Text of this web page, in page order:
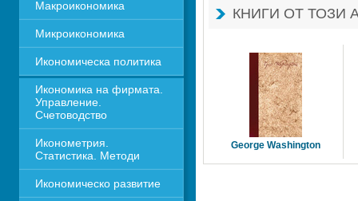
Макроикономика
Микроикономика
Икономическа политика
Икономика на фирмата.
Управление.
Счетоводство
Иконометрия.
Статистика. Методи
Икономическо развитие
КНИГИ ОТ ТОЗИ
George Washington